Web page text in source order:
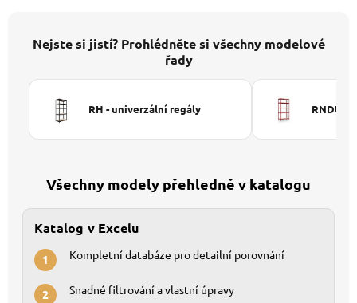
Nejste si jistí? Prohlédněte si všechny modelové
řady
RH - univerzální regály RNDU-
Všechny modely přehledně v katalogu
Katalog v Excelu
1 Kompletní databáze pro detailní porovnání
2 Snadné filtrování a vlastní úpravy